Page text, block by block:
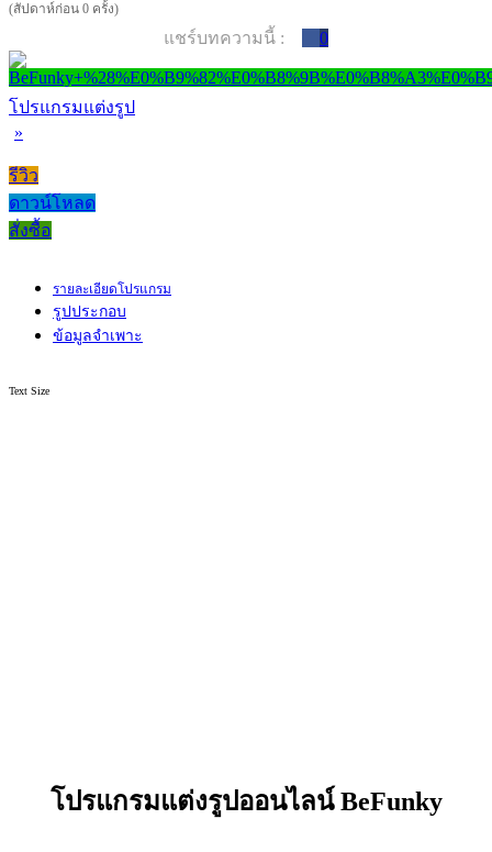
(สัปดาห์ก่อน 0 ครั้ง)
แชร์บทความนี้ : 0
โปรแกรมแต่งรูป
»
รีวิว
ดาวน์โหลด
สั่งซื้อ
รายละเอียดโปรแกรม
รูปประกอบ
ข้อมูลจำเพาะ
Text Size
โปรแกรมแต่งรูปออนไลน์ BeFunky